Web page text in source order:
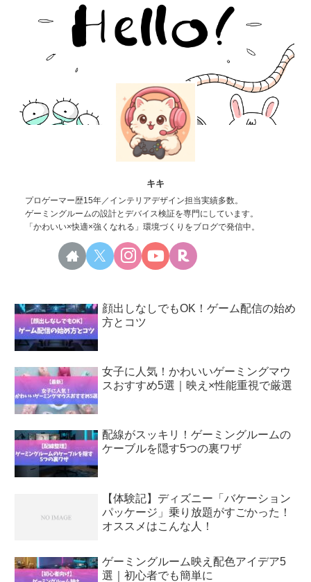
キキ
プロゲーマー歴15年／インテリアデザイン担当実績多数。
ゲーミングルームの設計とデバイス検証を専門にしています。
「かわいい×快適×強くなれる」環境づくりをブログで発信中。
顔出しなしでもOK！ゲーム配信の始め
方とコツ
女子に人気！かわいいゲーミングマウ
スおすすめ5選｜映え×性能重視で厳選
配線がスッキリ！ゲーミングルームの
ケーブルを隠す5つの裏ワザ
【体験記】ディズニー「バケーション
パッケージ」乗り放題がすごかった！
オススメはこんな人！
ゲーミングルーム映え配色アイデア5
選｜初心者でも簡単に